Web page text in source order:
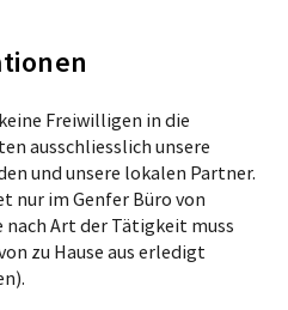
Freiwilligen in die
ausschliesslich unsere
und unsere lokalen Partner.
nur im Genfer Büro von
Art der Tätigkeit muss
zu Hause aus erledigt